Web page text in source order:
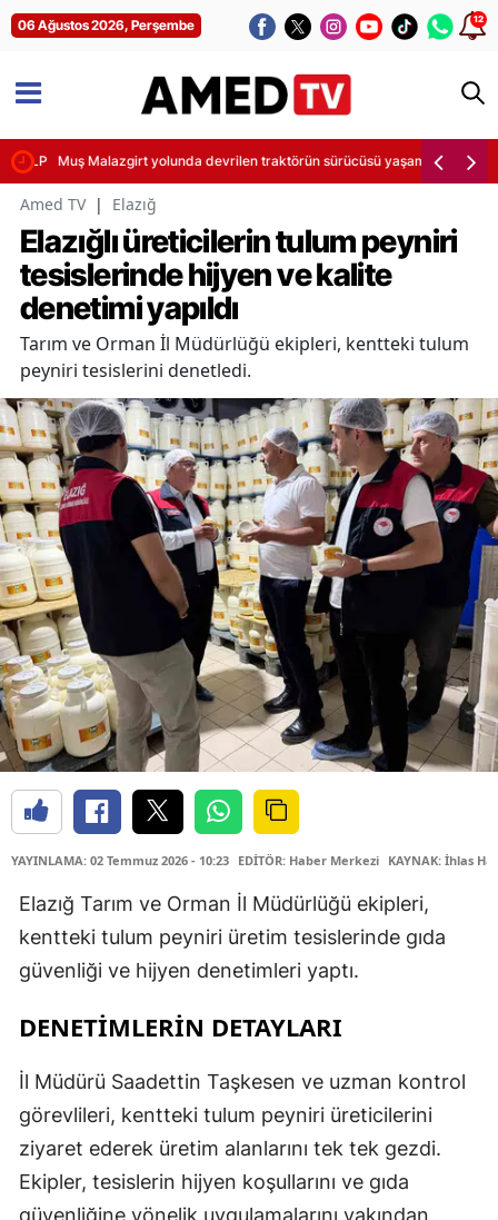
06 Ağustos 2026, Perşembe 12
LPG kaç TL? (6 Ağustos 2026)
Muş Malazgirt yolunda devrilen traktörün sürücüsü yaşamını yitirdi
Amed TV | Elazığ
Elazığlı üreticilerin tulum peyniri
tesislerinde hijyen ve kalite
denetimi yapıldı
Tarım ve Orman İl Müdürlüğü ekipleri, kentteki tulum
peyniri tesislerini denetledi.
YAYINLAMA: 02 Temmuz 2026 - 10:23 EDİTÖR: Haber Merkezi KAYNAK: İhlas
Elazığ Tarım ve Orman İl Müdürlüğü ekipleri,
kentteki tulum peyniri üretim tesislerinde gıda
güvenliği ve hijyen denetimleri yaptı.
DENETİMLERİN DETAYLARI
İl Müdürü Saadettin Taşkesen ve uzman kontrol
görevlileri, kentteki tulum peyniri üreticilerini
ziyaret ederek üretim alanlarını tek tek gezdi.
Ekipler, tesislerin hijyen koşullarını ve gıda
güvenliğine yönelik uygulamalarını yakından